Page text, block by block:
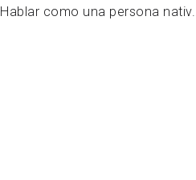
Hablar como una persona nativ...